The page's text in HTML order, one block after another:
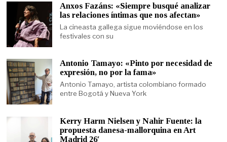
Anxos Fazáns: «Siempre busqué analizar
las relaciones íntimas que nos afectan»
La cineasta gallega sigue moviéndose en los
festivales con su
Antonio Tamayo: «Pinto por necesidad de
expresión, no por la fama»
Antonio Tamayo, artista colombiano formado
entre Bogotá y Nueva York
Kerry Harm Nielsen y Nahir Fuente: la
propuesta danesa-mallorquina en Art
Madrid 26′